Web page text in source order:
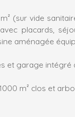
(sur vide
placards,
aménagée
et garage intégré
m² clos et